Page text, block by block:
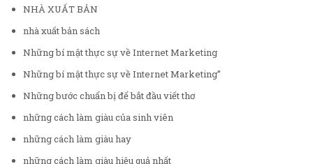
NHÀ XUẤT BẢN
nhà xuất bản sách
Những bí mật thực sự về Internet Marketing
Những bí mật thực sự về Internet Marketing”
Những bước chuẩn bị để bắt đầu viết thơ
những cách làm giàu của sinh viên
những cách làm giàu hay
những cách làm giàu hiệu quả nhất